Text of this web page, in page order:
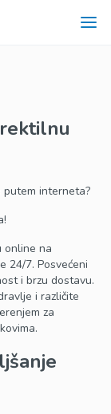
interneta?
online na
24/7. Posvećeni
i brzu dostavu.
i različite
za